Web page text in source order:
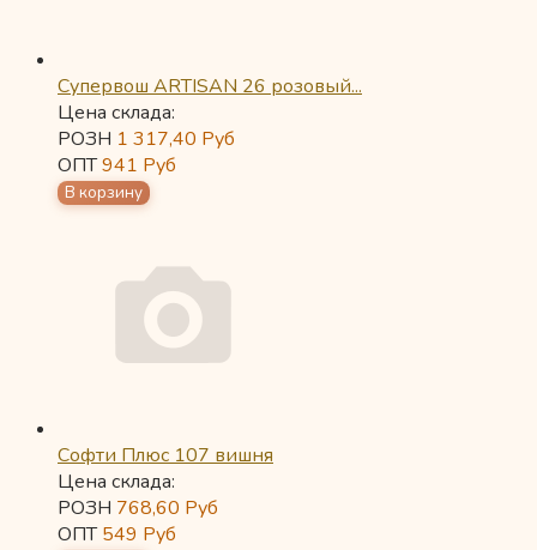
Супервош ARTISAN 26 розовый...
Цена склада:
РОЗН 1 317,40 Руб
ОПТ941 Руб
Софти Плюс 107 вишня
Цена склада:
РОЗН 768,60 Руб
ОПТ549 Руб